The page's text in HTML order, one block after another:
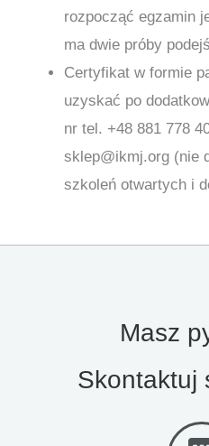
rozpocząć egzamin
ma dwie próby
Certyfikat w formie
uzyskać po
nr tel. +48 881 778
sklep@ikmj.org (nie
szkoleń otwartych i
Masz
Skontaktuj